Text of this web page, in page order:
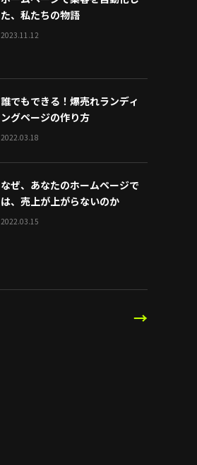
た、私たちの物語
2023.11.12
誰でもできる！爆売れランディ
ングページの作り方
2022.03.18
なぜ、あなたのホームページで
は、売上が上がらないのか
2022.03.15
→